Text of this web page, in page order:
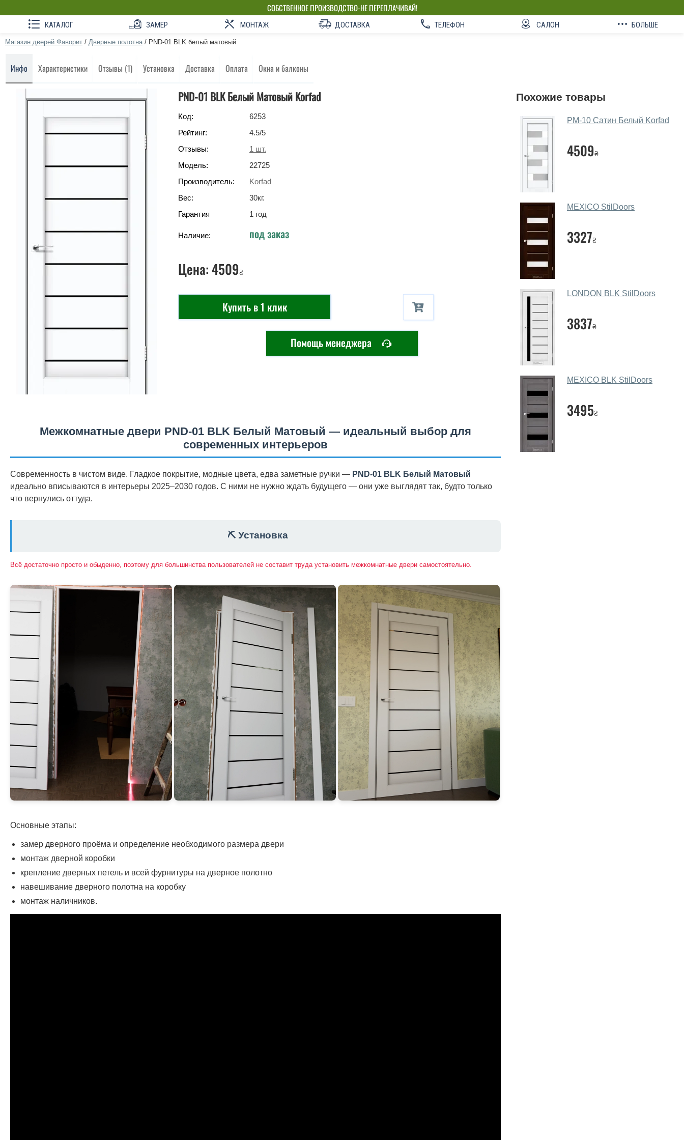
СОБСТВЕННОЕ ПРОИЗВОДСТВО-НЕ ПЕРЕПЛАЧИВАЙ!
КАТАЛОГ ЗАМЕР МОНТАЖ ДОСТАВКА ТЕЛЕФОН САЛОН БОЛЬШЕ
Магазин дверей Фаворит / Дверные полотна / PND-01 BLK белый матовый
Инфо Характеристики Отзывы (1) Установка Доставка Оплата Окна и балконы
PND-01 BLK Белый Матовый Korfad
Код:
6253
Рейтинг:
4.5/5
Отзывы:
1 шт.
Модель:
22725
Производитель:
Korfad
Вес:
30кг.
Гарантия
1 год
Наличие: под заказ
Цена:4509₴
Купить в 1 клик
Помощь менеджера
Межкомнатные двери PND-01 BLK Белый Матовый — идеальный выбор для
современных интерьеров
Современность в чистом виде. Гладкое покрытие, модные цвета, едва заметные ручки — PND-01 BLK Белый Матовый
идеально вписываются в интерьеры 2025–2030 годов. С ними не нужно ждать будущего — они уже выглядят так, будто только
что вернулись оттуда.
⛏️ Установка
Всё достаточно просто и обыденно, поэтому для большинства пользователей не составит труда установить межкомнатные двери самостоятельно.
Основные этапы:
замер дверного проёма и определение необходимого размера двери
монтаж дверной коробки
крепление дверных петель и всей фурнитуры на дверное полотно
навешивание дверного полотна на коробку
монтаж наличников.
Похожие товары
PM-10 Сатин Белый Korfad
4509₴
MEXICO StilDoors
3327₴
LONDON BLK StilDoors
3837₴
MEXICO BLK StilDoors
3495₴